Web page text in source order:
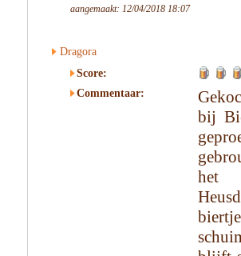
aangemaakt: 12/04/2018 18:07
Dragora
Score:
Commentaar:
bij
het